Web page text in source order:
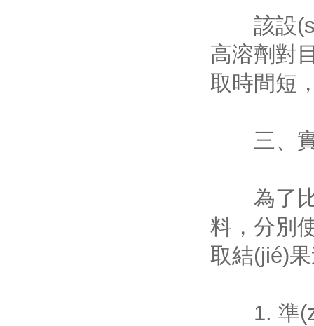
該設
高溶劑對
取時間短
三、實
為了比較
料，分別
取結(jié)果
1. 準